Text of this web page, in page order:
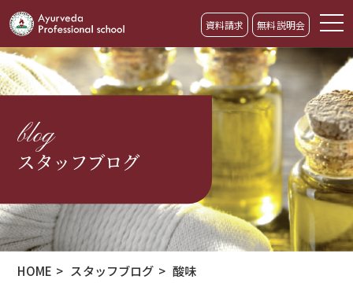
資料請求 無料説明会
blog
スタッフブログ
HOME > スタッフブログ > 酸味